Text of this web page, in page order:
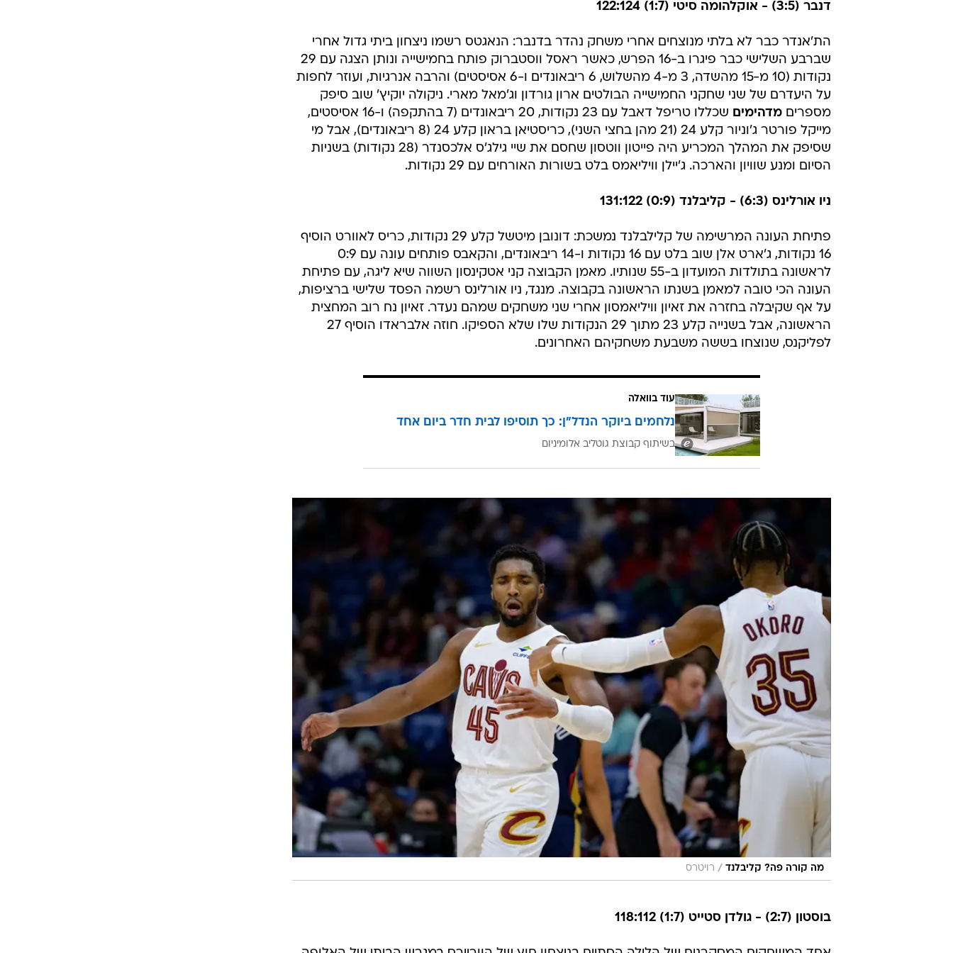
דנבר (3:5) - אוקלהומה סיטי (1:7) 122:124
הת'אנדר כבר לא בלתי מנוצחים אחרי משחק נהדר בדנבר: הנאגטס רשמו ניצחון ביתי גדול אחרי
שברבע השלישי כבר פיגרו ב-16 הפרש, כאשר ראסל ווסטברוק פותח בחמישייה ונותן הצגה עם 29
נקודות (10 מ-15 מהשדה, 3 מ-4 מהשלוש, 6 ריבאונדים ו-6 אסיסטים) והרבה אנרגיות, ועוזר לחפות
על היעדרם של שני שחקני החמישייה הבולטים ארון גורדון וג'מאל מארי. ניקולה יוקיץ' שוב סיפק
מספרים מדהימים
שכללו טריפל דאבל עם 23 נקודות, 20 ריבאונדים (7 בהתקפה) ו-16 אסיסטים,
מייקל פורטר ג'וניור קלע 24 (21 מהן בחצי השני), כריסטיאן בראון קלע 24 (8 ריבאונדים), אבל מי
שסיפק את המהלך המכריע היה פייטון ווטסון שחסם את שיי גילג'ס אלכסנדר (28 נקודות) בשניות
הסיום ומנע שוויון והארכה. ג'יילן וויליאמס בלט בשורות האורחים עם 29 נקודות.
ניו אורלינס (6:3) - קליבלנד (0:9) 131:122
פתיחת העונה המרשימה של קלילבלנד נמשכת: דונובן מיטשל קלע 29 נקודות, כריס לאוורט הוסיף
16 נקודות, ג'ארט אלן שוב בלט עם 16 נקודות ו-14 ריבאונדים, והקאבס פותחים עונה עם 0:9
לראשונה בתולדות המועדון ב-55 שנותיו. מאמן הקבוצה קני אטקינסון השווה שיא ליגה, עם פתיחת
העונה הכי טובה למאמן בשנתו הראשונה בקבוצה. מנגד, ניו אורלינס רשמה הפסד שלישי ברציפות,
על אף שקיבלה בחזרה את זאיון וויליאמסון אחרי שני משחקים שמהם נעדר. זאיון נח רוב המחצית
הראשונה, אבל בשנייה קלע 23 מתוך 29 הנקודות שלו שלא הספיקו. חוזה אלבראדו הוסיף 27
לפליקנס, שנוצחו בששה משבעת משחקיהם האחרונים.
עוד בוואלה
נלחמים ביוקר הנדל"ן: כך תוסיפו לבית חדר ביום אחד
בשיתוף קבוצת גוטליב אלומיניום
מה קורה פה? קליבלנד / רויטרס
בוסטון (2:7) - גולדן סטייט (1:7) 118:112